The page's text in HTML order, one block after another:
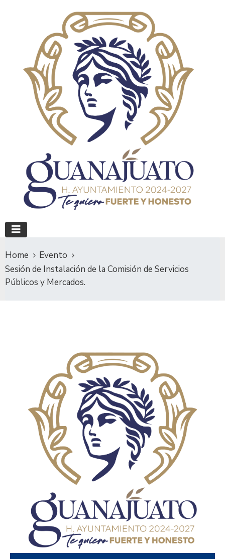
Home
Evento
Sesión de Instalación de la Comisión de Servicios
Públicos y Mercados.